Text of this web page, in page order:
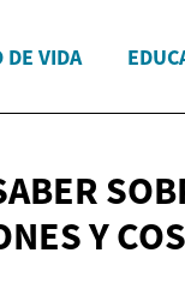
DE VIDA
Y